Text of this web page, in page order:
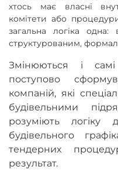
хтось має власні
комітети або
загальна логіка одна:
структурованим,
Змінюються і
поступово
компаній, які
будівельними
розуміють логіку
будівельного
тендерних
результат.